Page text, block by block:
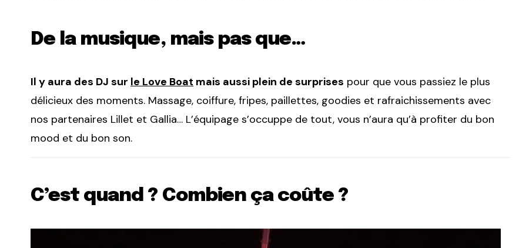
De la musique, mais pas que…
Il y aura des DJ sur le Love Boat mais aussi plein de surprises pour que vous passiez le plus
délicieux des moments. Massage, coiffure, fripes, paillettes, goodies et rafraichissements avec
nos partenaires Lillet et Gallia… L’équipage s’occuppe de tout, vous n’aura qu’à profiter du bon
mood et du bon son.
C’est quand ? Combien ça coûte ?